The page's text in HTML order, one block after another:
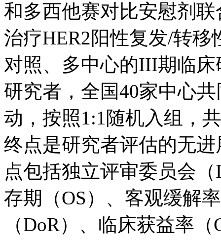
和多西他赛对比安慰剂
治疗HER2阳性复发/转移性
对照、多中心的III期临
研究者，全国40家中
动，按照1:1随机入组
终点是研究者评估的无进
点包括独立评审委员会
存期（OS）、客观缓解
（DoR）、临床获益